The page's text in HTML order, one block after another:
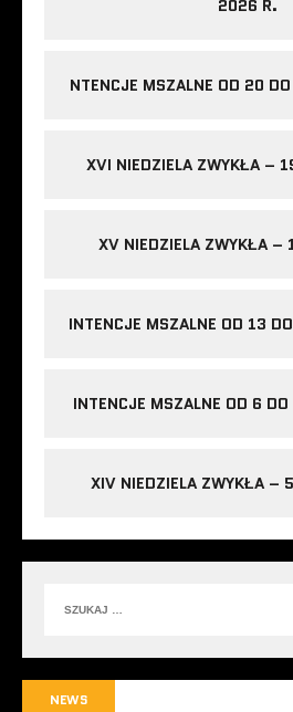
2026 R.
NTENCJE MSZALNE OD 20
XVI NIEDZIELA ZWYKŁA –
XV NIEDZIELA ZWYKŁA –
INTENCJE MSZALNE OD 13
INTENCJE MSZALNE OD 6
XIV NIEDZIELA ZWYKŁA –
NEWS